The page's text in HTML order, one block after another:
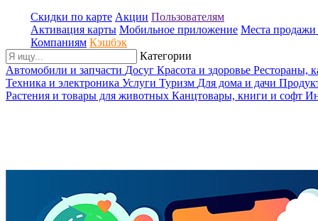
Скидки по карте Акции Пользователям
Активация карты Мобильное приложение Места продажи
Компаниям Кэшбэк
Категории
Автомобили и запчасти Досуг Красота и здоровье Рестораны,
Техника и электроника Услуги Туризм Для дома и дачи
Растения и товары для животных Канцтовары, книги и софт